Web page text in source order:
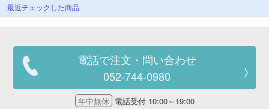
最近チェックした商品
電話で注文・問い合わせ
052-744-0980
年中無休 電話受付 10:00～19:00